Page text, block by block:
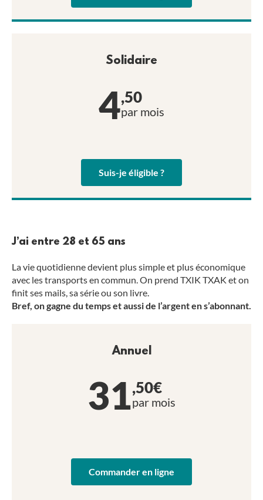
Solidaire
4,50
par mois
Suis-je éligible ?
J’ai entre 28 et 65 ans
La vie quotidienne devient plus simple et plus économique
avec les transports en commun. On prend TXIK TXAK et on
finit ses mails, sa série ou son livre.
Bref, on gagne du temps et aussi de l’argent en s’abonnant.
Annuel
31,50€
par mois
Commander en ligne